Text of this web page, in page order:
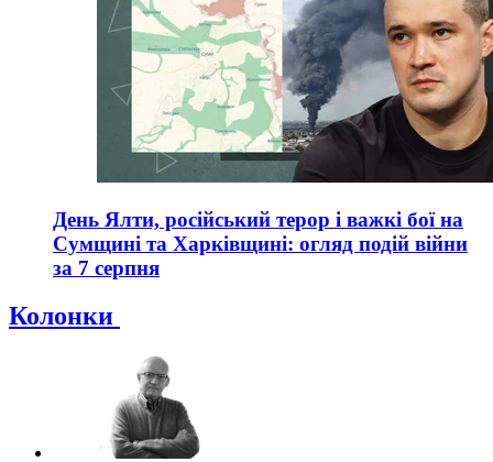
День Ялти, російський терор і важкі бої на
Сумщині та Харківщині: огляд подій війни
за 7 серпня
Колонки